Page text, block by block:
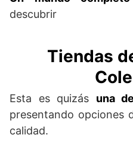
descubrir
Tiendas
Esta es quizás una
presentando opciones
calidad.